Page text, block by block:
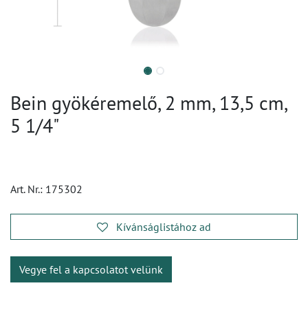
Bein gyökéremelő, 2 mm, 13,5 cm,
5 1/4"
Art. Nr.: 175302
Kívánságlistához ad
Vegye fel a kapcsolatot velünk